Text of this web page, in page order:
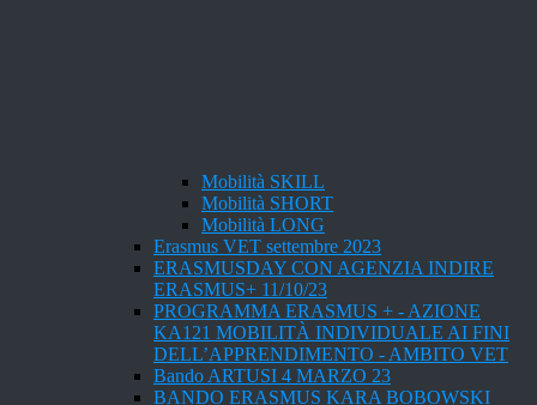
Mobilità SKILL
Mobilità SHORT
Mobilità LONG
Erasmus VET settembre 2023
ERASMUSDAY CON AGENZIA INDIRE
ERASMUS+ 11/10/23
PROGRAMMA ERASMUS + - AZIONE
KA121 MOBILITÀ INDIVIDUALE AI FINI
DELL’APPRENDIMENTO - AMBITO VET
Bando ARTUSI 4 MARZO 23
BANDO ERASMUS KARA BOBOWSKI